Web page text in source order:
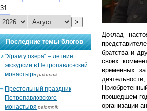
Доклад
братства и
своих
временных
прошедшем
организации
31
>
Последние темы блогов
“Храм у озера” – летние
экскурсии в Петропавловский
монастырь palomnik
Престольный праздник
Петропавловского
монастыря palomnik